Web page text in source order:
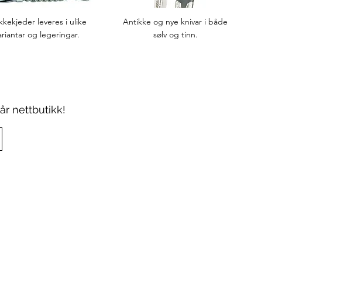
leveres i ulike
og legeringar.
Antikke og nye knivar i både
sølv og tinn.
nettbutikk!